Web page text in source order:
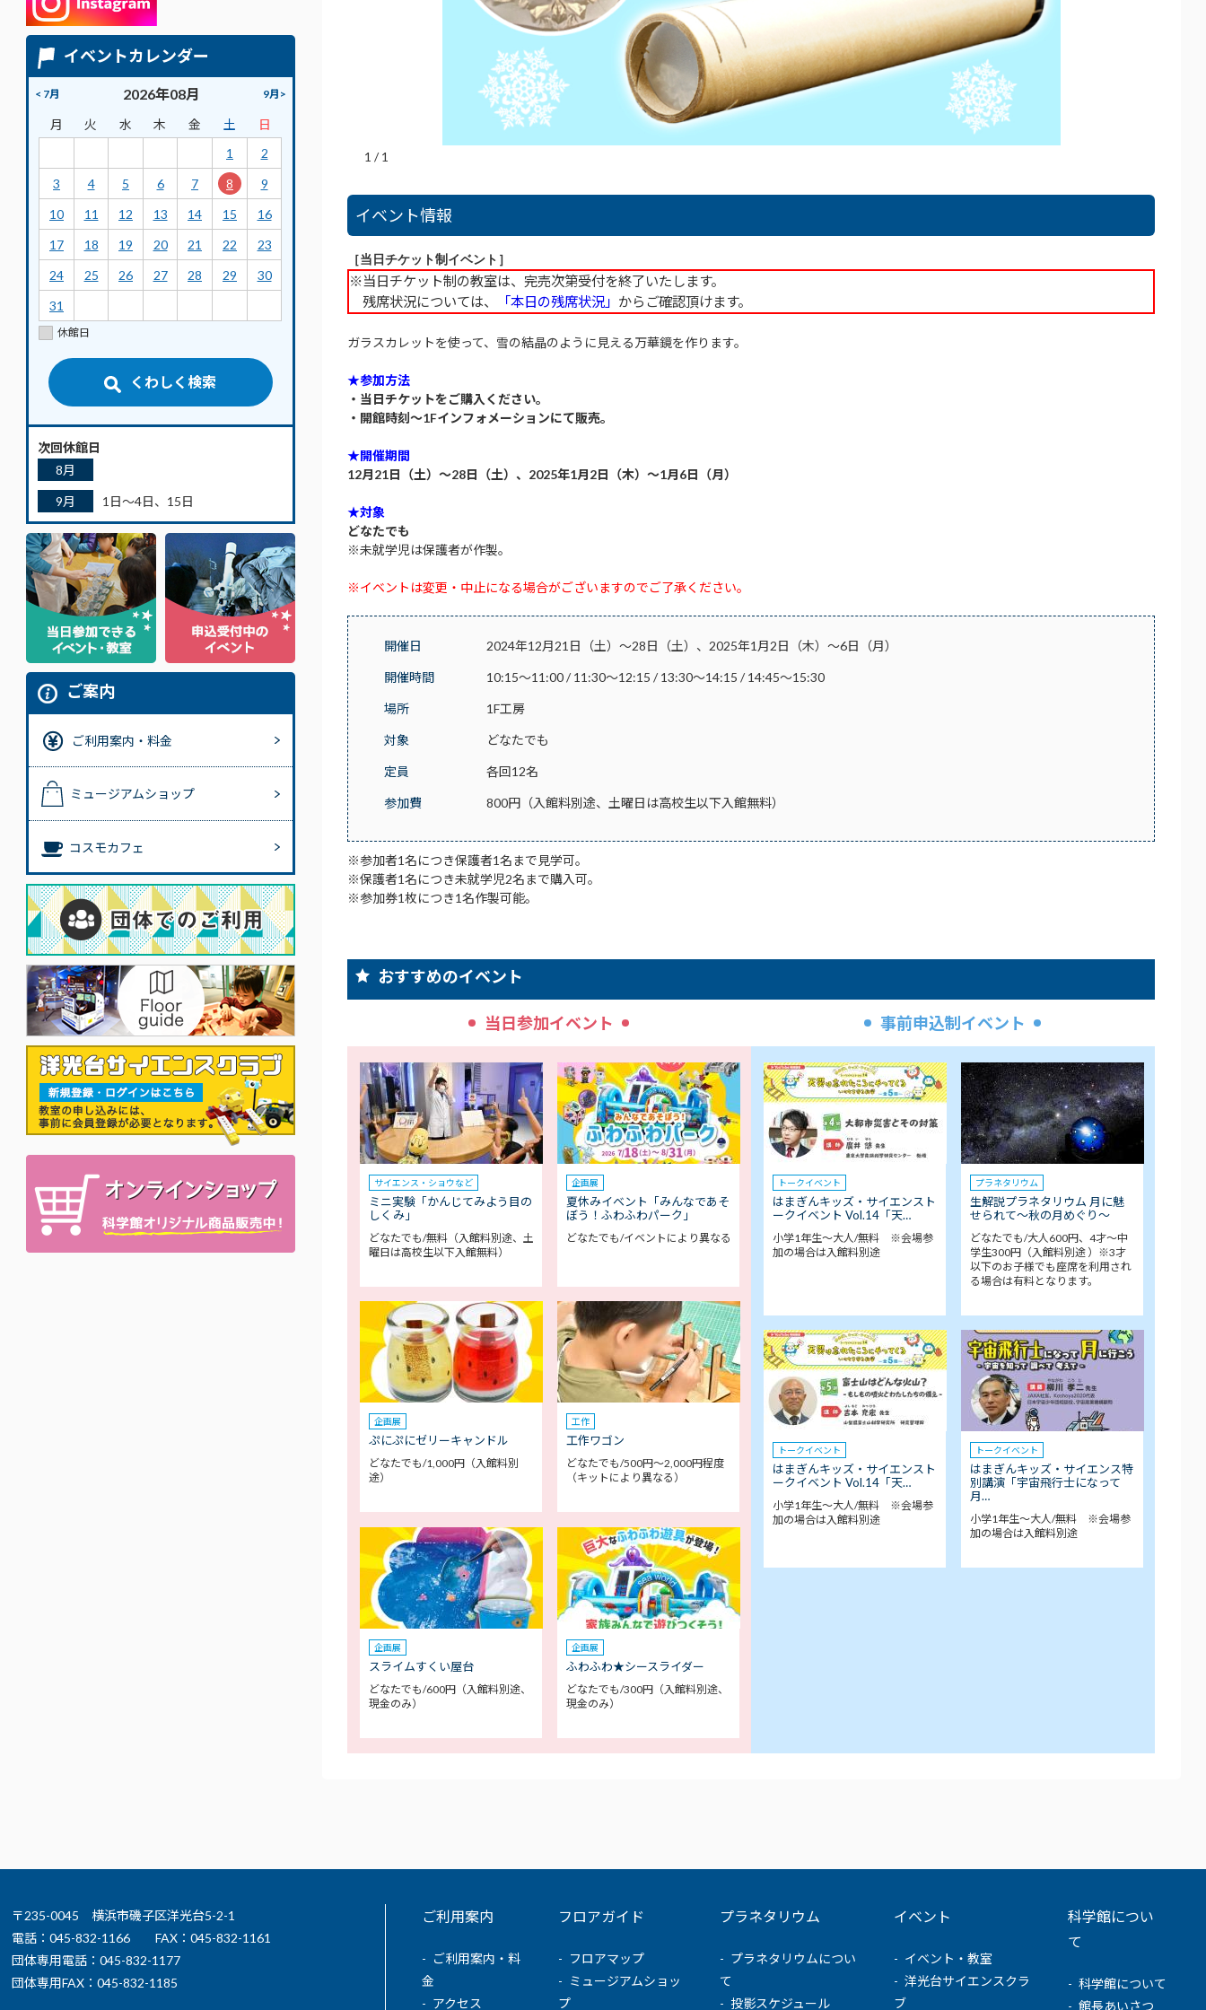
イベントカレンダー
< 7月 2026年08月 9月>
月 火 水 木 金 土
日
1
2
3
4 5 6 7 8
9
10
11 12 13 14 15
16
17
18 19 20 21 22
23
24
25 26 27 28 29
30
31
休館日
くわしく検索
次回休館日
8月
9月 1日～4日、15日
ご案内
ご利用案内・料金
ミュージアムショップ
コスモカフェ
1 /1
イベント情報
［当日チケット制イベント］
※当日チケット制の教室は、完売次第受付を終了いたします。
残席状況については、
「本日の残席状況」 からご確認頂けます。
ガラスカレットを使って、雪の結晶のように見える万華鏡を作ります。
★参加方法
・当日チケットをご購入ください。
・開館時刻～1Fインフォメーションにて販売。
★開催期間
12月21日（土）～28日（土）、2025年1月2日（木）～1月6日（月）
★対象
どなたでも
※未就学児は保護者が作製。
※イベントは変更・中止になる場合がございますのでご了承ください。
開催日 2024年12月21日（土）～28日（土）、2025年1月2日（木）～6日（月）
開催時間 10:15～11:00 / 11:30～12:15 / 13:30～14:15 / 14:45～15:30
場所 1F工房
対象 どなたでも
定員 各回12名
参加費 800円（入館料別途、土曜日は高校生以下入館無料）
※参加者1名につき保護者1名まで見学可。
※保護者1名につき未就学児2名まで購入可。
※参加券1枚につき1名作製可能。
おすすめのイベント
当日参加イベント
サイエンス・ショウなど
ミニ実験「かんじてみよう目の
しくみ」
どなたでも/無料（入館料別途、土
曜日は高校生以下入館無料）
企画展
夏休みイベント「みんなであそ
ぼう！ふわふわパーク」
どなたでも/イベントにより異なる
企画展
ぷにぷにゼリーキャンドル
どなたでも/1,000円（入館料別
途）
工作
工作ワゴン
どなたでも/500円～2,000円程度
（キットにより異なる）
企画展
スライムすくい屋台
どなたでも/600円（入館料別途、
現金のみ）
企画展
ふわふわ★シースライダー
どなたでも/300円（入館料別途、
現金のみ）
事前申込制イベント
トークイベント
はまぎんキッズ・サイエンスト
ークイベント Vol.14「天…
小学1年生～大人/無料 ※会場参
加の場合は入館料別途
プラネタリウム
生解説プラネタリウム 月に魅
せられて～秋の月めぐり～
どなたでも/大人600円、4才～中
学生300円（入館料別途 ）※3才
以下のお子様でも座席を利用され
る場合は有料となります。
トークイベント
はまぎんキッズ・サイエンスト
ークイベント Vol.14「天…
小学1年生～大人/無料 ※会場参
加の場合は入館料別途
トークイベント
はまぎんキッズ・サイエンス特
別講演「宇宙飛行士になって
月…
小学1年生～大人/無料 ※会場参
加の場合は入館料別途
〒235-0045 横浜市磯子区洋光台5-2-1
電話：045-832-1166
FAX：045-832-1161
団体専用電話：045-832-1177
団体専用FAX：045-832-1185
ご利用案内
ご利用案内・料
金
アクセス
フロアガイド
フロアマップ
ミュージアムショッ
プ
プラネタリウム
プラネタリウムについ
て
投影スケジュール
イベント
イベント・教室
洋光台サイエンスクラ
ブ
科学館につい
て
科学館について
館長あいさつ